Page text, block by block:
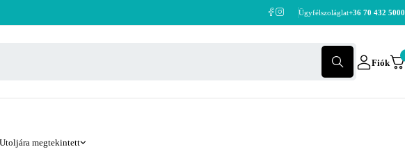
Ügyfélszoláglat+36 70 432 5000
Fiók
Utoljára megtekintett